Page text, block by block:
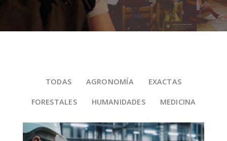
TODAS AGRONOMÍA EXACTAS
FORESTALES HUMANIDADES MEDICINA